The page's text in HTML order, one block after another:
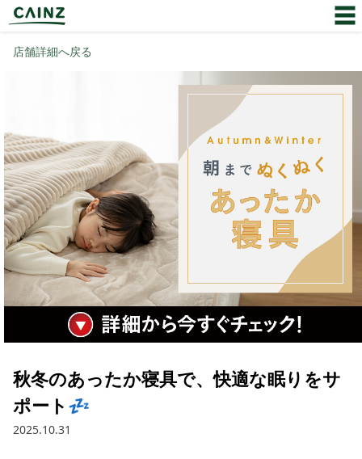
店舗詳細へ戻る
秋冬のあったか寝具で、快適な眠りをサ
ポート💤
2025.10.31